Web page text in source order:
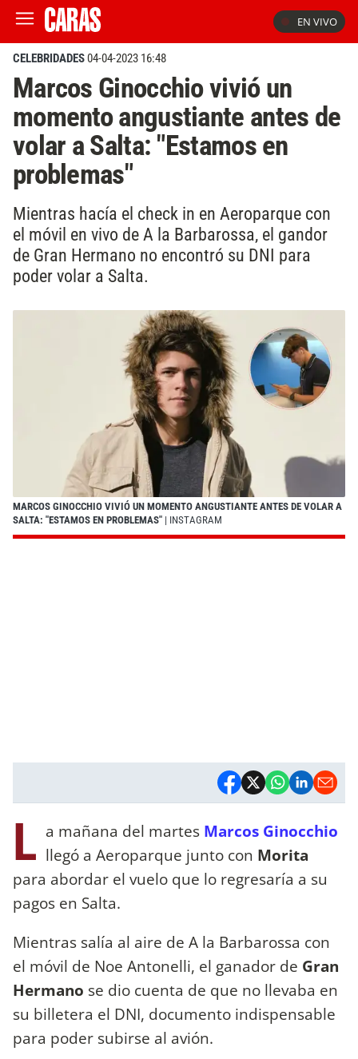
EN VIVO
CELEBRIDADES04-04-2023 16:48
Marcos Ginocchio vivió un
momento angustiante antes de
volar a Salta: "Estamos en
problemas"
Mientras hacía el check in en Aeroparque con
el móvil en vivo de A la Barbarossa, el gandor
de Gran Hermano no encontró su DNI para
poder volar a Salta.
MARCOS GINOCCHIO VIVIÓ UN MOMENTO ANGUSTIANTE ANTES DE VOLAR A
SALTA: "ESTAMOS EN PROBLEMAS" | INSTAGRAM
L a mañana del martes Marcos Ginocchio
llegó a Aeroparque junto con Morita
para abordar el vuelo que lo regresaría a su
pagos en Salta.
Mientras salía al aire de A la Barbarossa con
el móvil de Noe Antonelli, el ganador de Gran
Hermano se dio cuenta de que no llevaba en
su billetera el DNI, documento indispensable
para poder subirse al avión.